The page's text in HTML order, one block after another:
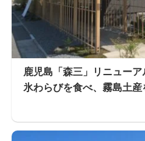
鹿児島「森三」リニュー
氷わらびを食べ、霧島土産